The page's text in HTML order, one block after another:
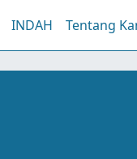
INDAH Tentang